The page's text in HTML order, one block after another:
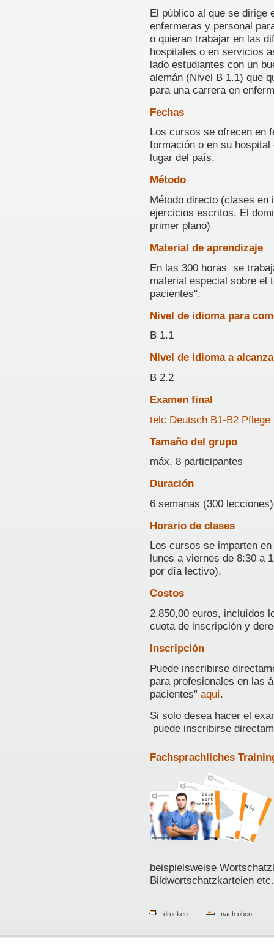
El público al que se dirige
enfermeras y personal
o quieran trabajar en las
hospitales o en servicios
lado estudiantes con un
alemán (Nivel B 1.1) que
para una carrera en
Fechas
Los cursos se ofrecen en
formación o en su
lugar del país.
Método
Método directo (clases en
ejercicios escritos. El
primer plano)
Material de aprendizaje
En las 300 horas se
material especial sobre el
pacientes".
Nivel de idioma para
B 1.1
Nivel de idioma a
B 2.2
Examen final
telc Deutsch B1-B2 Pflege
Tamaño del grupo
máx. 8 participantes
Duración
6 semanas (300
Horario de clases
Los cursos se imparten
lunes a viernes de 8:30 a
por día lectivo).
Costos
2.850,00 euros, incluídos
cuota de inscripción y
Inscripción
Puede inscribirse
para profesionales en las
pacientes” aquí.
Si solo desea hacer el
puede inscribirse
Fachsprachliches
beispielsweise
Bildwortschatzkarteien etc.
drucken nach oben